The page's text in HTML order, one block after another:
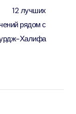
12 лучших
рядом с
Халифа